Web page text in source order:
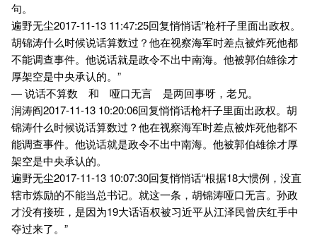
句。
遍野无尘2017-11-13 11:47:25回复悄悄话”枪杆子里面出政权。
胡锦涛什么时候说话算数过？他在视察海军时差点被炸死他都
不能调查事件。他说话就是政令不出中南海。他被郭伯雄徐才
厚架空是中央承认的。”
— 说话不算数 和 哑口无言 是两回事呀，老兄。
润涛阎2017-11-13 10:20:06回复悄悄话枪杆子里面出政权。胡
锦涛什么时候说话算数过？他在视察海军时差点被炸死他都不
能调查事件。他说话就是政令不出中南海。他被郭伯雄徐才厚
架空是中央承认的。
遍野无尘2017-11-13 10:07:30回复悄悄话“根据18大惯例，没直
辖市炼励的不能当总书记。就这一条，胡锦涛哑口无言。孙政
才没有接班，是因为19大话语权被习近平从江泽民曾庆红手中
夺过来了。”